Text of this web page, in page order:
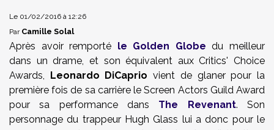
Le 01/02/2016 à 12:26
Par Camille Solal
Après avoir remporté le Golden Globe du meilleur
dans un drame, et son équivalent aux Critics' Choice
Awards, Leonardo DiCaprio vient de glaner pour la
première fois de sa carrière le Screen Actors Guild Award
pour sa performance dans The Revenant. Son
personnage du trappeur Hugh Glass lui a donc pour le